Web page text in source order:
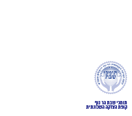
תומכי שבת הר נוף
קופת הצדקה השכונתית